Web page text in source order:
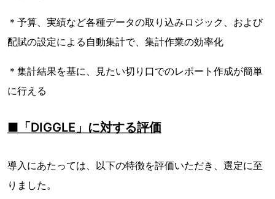
＊予算、実績など各種データの取り込みロジック、および
配賦の設定による自動集計で、集計作業の効率化
＊集計結果を基に、見たい切り口でのレポート作成が簡単
に行える
■「DIGGLE」に対する評価
導入にあたっては、以下の特徴を評価いただき、選定に至
りました。